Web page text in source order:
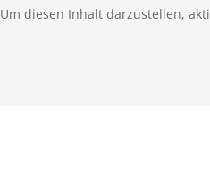
Um diesen Inhalt darzustellen,